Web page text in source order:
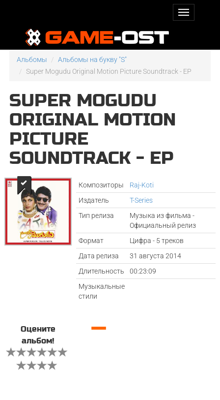
Альбомы
Альбомы на букву "S"
Super Mogudu Original Motion Picture Soundtrack - EP
SUPER MOGUDU
ORIGINAL MOTION
PICTURE
SOUNDTRACK - EP
Композиторы
Raj-Koti
Издатель
T-Series
Тип релиза
Музыка из фильма -
Официальный релиз
Формат
Цифра - 5 треков
Дата релиза
31 августа 2014
Длительность
00:23:09
Музыкальные
стили
Оцените
альбом!
—